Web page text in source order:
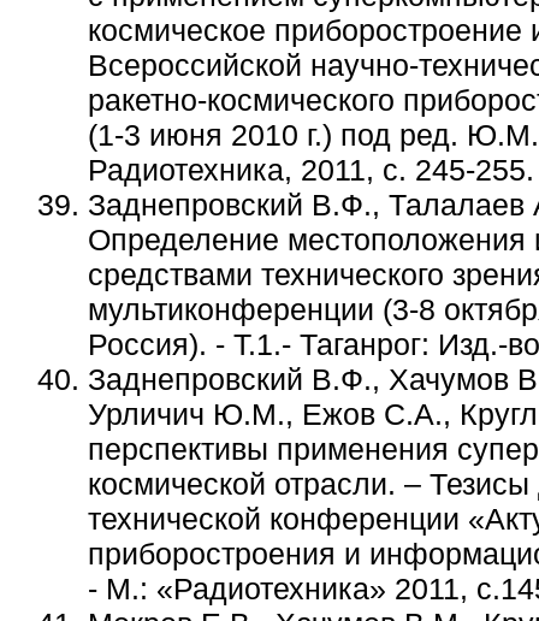
космическое
Всероссийской научно-
ракетно-космического
(1-3 июня 2010 г.) под ред.
Радиотехника, 2011, с. 245-255.
Заднепровский В.Ф.,
Определение местоположения
средствами технического
мультиконференции (3-8
Россия). - Т.1.- Таганрог:
Заднепровский В.Ф., Хачумов
Урличич Ю.М., Ежов С.А.,
перспективы применения
космической отрасли. –
технической конференции
приборостроения и
- М.: «Радиотехника» 2011,